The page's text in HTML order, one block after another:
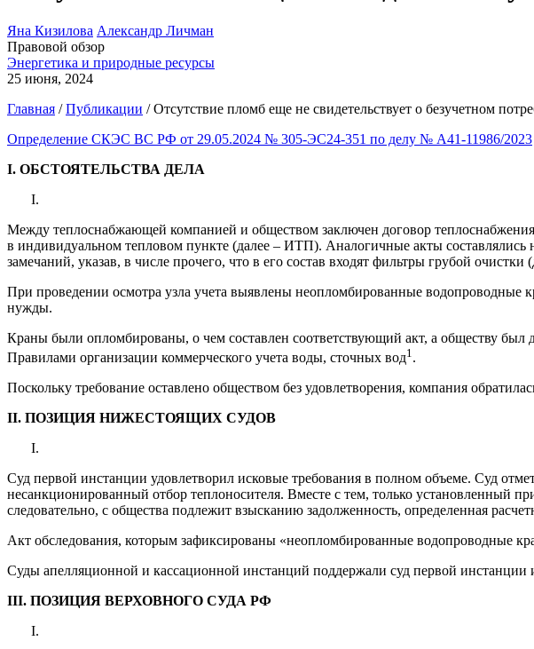
Яна Кизилова Александр Личман
Правовой обзор
Энергетика и природные ресурсы
25 июня, 2024
Главная /Публикации /Отсутствие пломб еще не свидетельствует о безучетном
Определение СКЭС ВС РФ от 29.05.2024 № 305-ЭС24-351 по делу № А41-11986/2023
I. ОБСТОЯТЕЛЬСТВА ДЕЛА
Между теплоснабжающей компанией и обществом заключен договор
в индивидуальном тепловом пункте (далее – ИТП). Аналогичные акты составлялись
замечаний, указав, в числе прочего, что в его состав входят фильтры грубой очистки
При проведении осмотра узла учета выявлены неопломбированные водопроводные
нужды.
Краны были опломбированы, о чем составлен соответствующий акт, а обществу был
Правилами организации коммерческого учета воды, сточных вод1 .
Поскольку требование оставлено обществом без удовлетворения, компания
II. ПОЗИЦИЯ НИЖЕСТОЯЩИХ СУДОВ
Суд первой инстанции удовлетворил исковые требования в полном объеме. Суд
несанкционированный отбор теплоносителя. Вместе с тем, только установленный
следовательно, с общества подлежит взысканию задолженность, определенная
Акт обследования, которым зафиксированы «неопломбированные водопроводные
Суды апелляционной и кассационной инстанций поддержали суд первой инстанции
III. ПОЗИЦИЯ ВЕРХОВНОГО СУДА РФ